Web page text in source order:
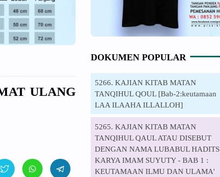
ULANG
DOKUMEN POPULAR
5266. KAJIAN KITAB MATAN
TANQIHUL QOUL [Bab-2:keutamaan
LAA ILAAHA ILLALLOH]
5265. KAJIAN KITAB MATAN
TANQIHUL QAUL ATAU DISEBUT
DENGAN NAMA LUBABUL HADITS
KARYA IMAM SUYUTY - BAB 1 :
KEUTAMAAN ILMU DAN ULAMA'